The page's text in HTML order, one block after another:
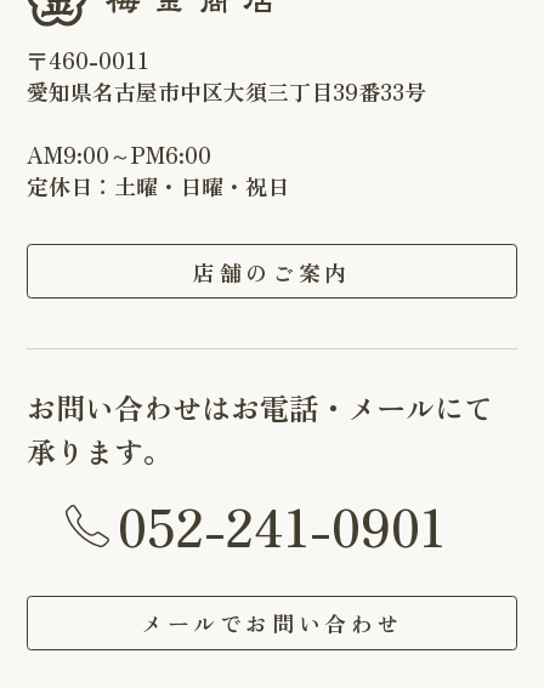
〒460-0011
愛知県名古屋市中区大須三丁目39番33号
AM9:00～PM6:00
定休日：土曜・日曜・祝日
店舗のご案内
お問い合わせはお電話・メールにて
承ります。
052-241-0901
メールでお問い合わせ